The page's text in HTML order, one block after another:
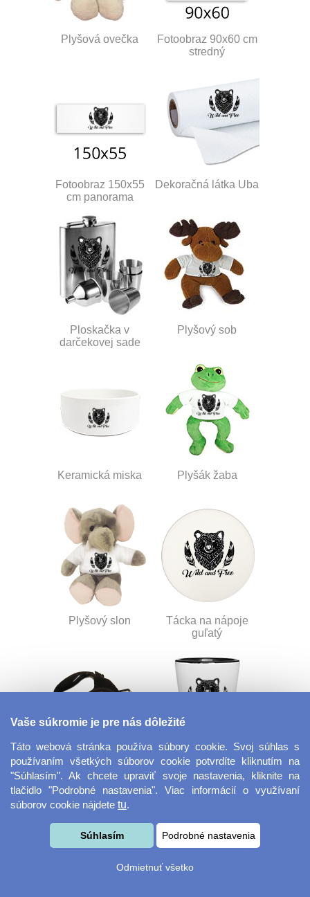
Plyšová ovečka
Fotoobraz 90x60 cm
stredný
Fotoobraz 150x55
cm panorama
Dekoračná látka Uba
Ploskačka v
darčekovej sade
Plyšový sob
Keramická miska Plyšák žaba
Plyšový slon
Tácka na nápoje
guľatý
Flexi vodítko Panák - štamprle
Vaše súkromie je pre nás dôležité
Táto webová stránka používa súbory cookie. Svoj súhlas s
používaním všetkých súborov cookie potvrdíte kliknutím na
"Súhlasím". Ak chcete upraviť svoje nastavenia, kliknite na
tlačidlo "Podrobné nastavenia". Viac informácií o využívaní
súborov cookie nájdete tu.
Súhlasím Podrobné nastavenia
Odmietnuť všetko